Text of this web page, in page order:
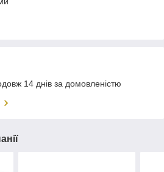
14 днів за домовленістю